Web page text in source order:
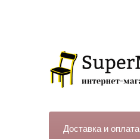
Доставка и оплата